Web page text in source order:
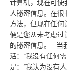
计算机，现在可使
人秘密信息。在很
方法，但现在任何
便是您从未考虑过
的秘密信息。 当
活：”我没有任何
是：”我认为没有